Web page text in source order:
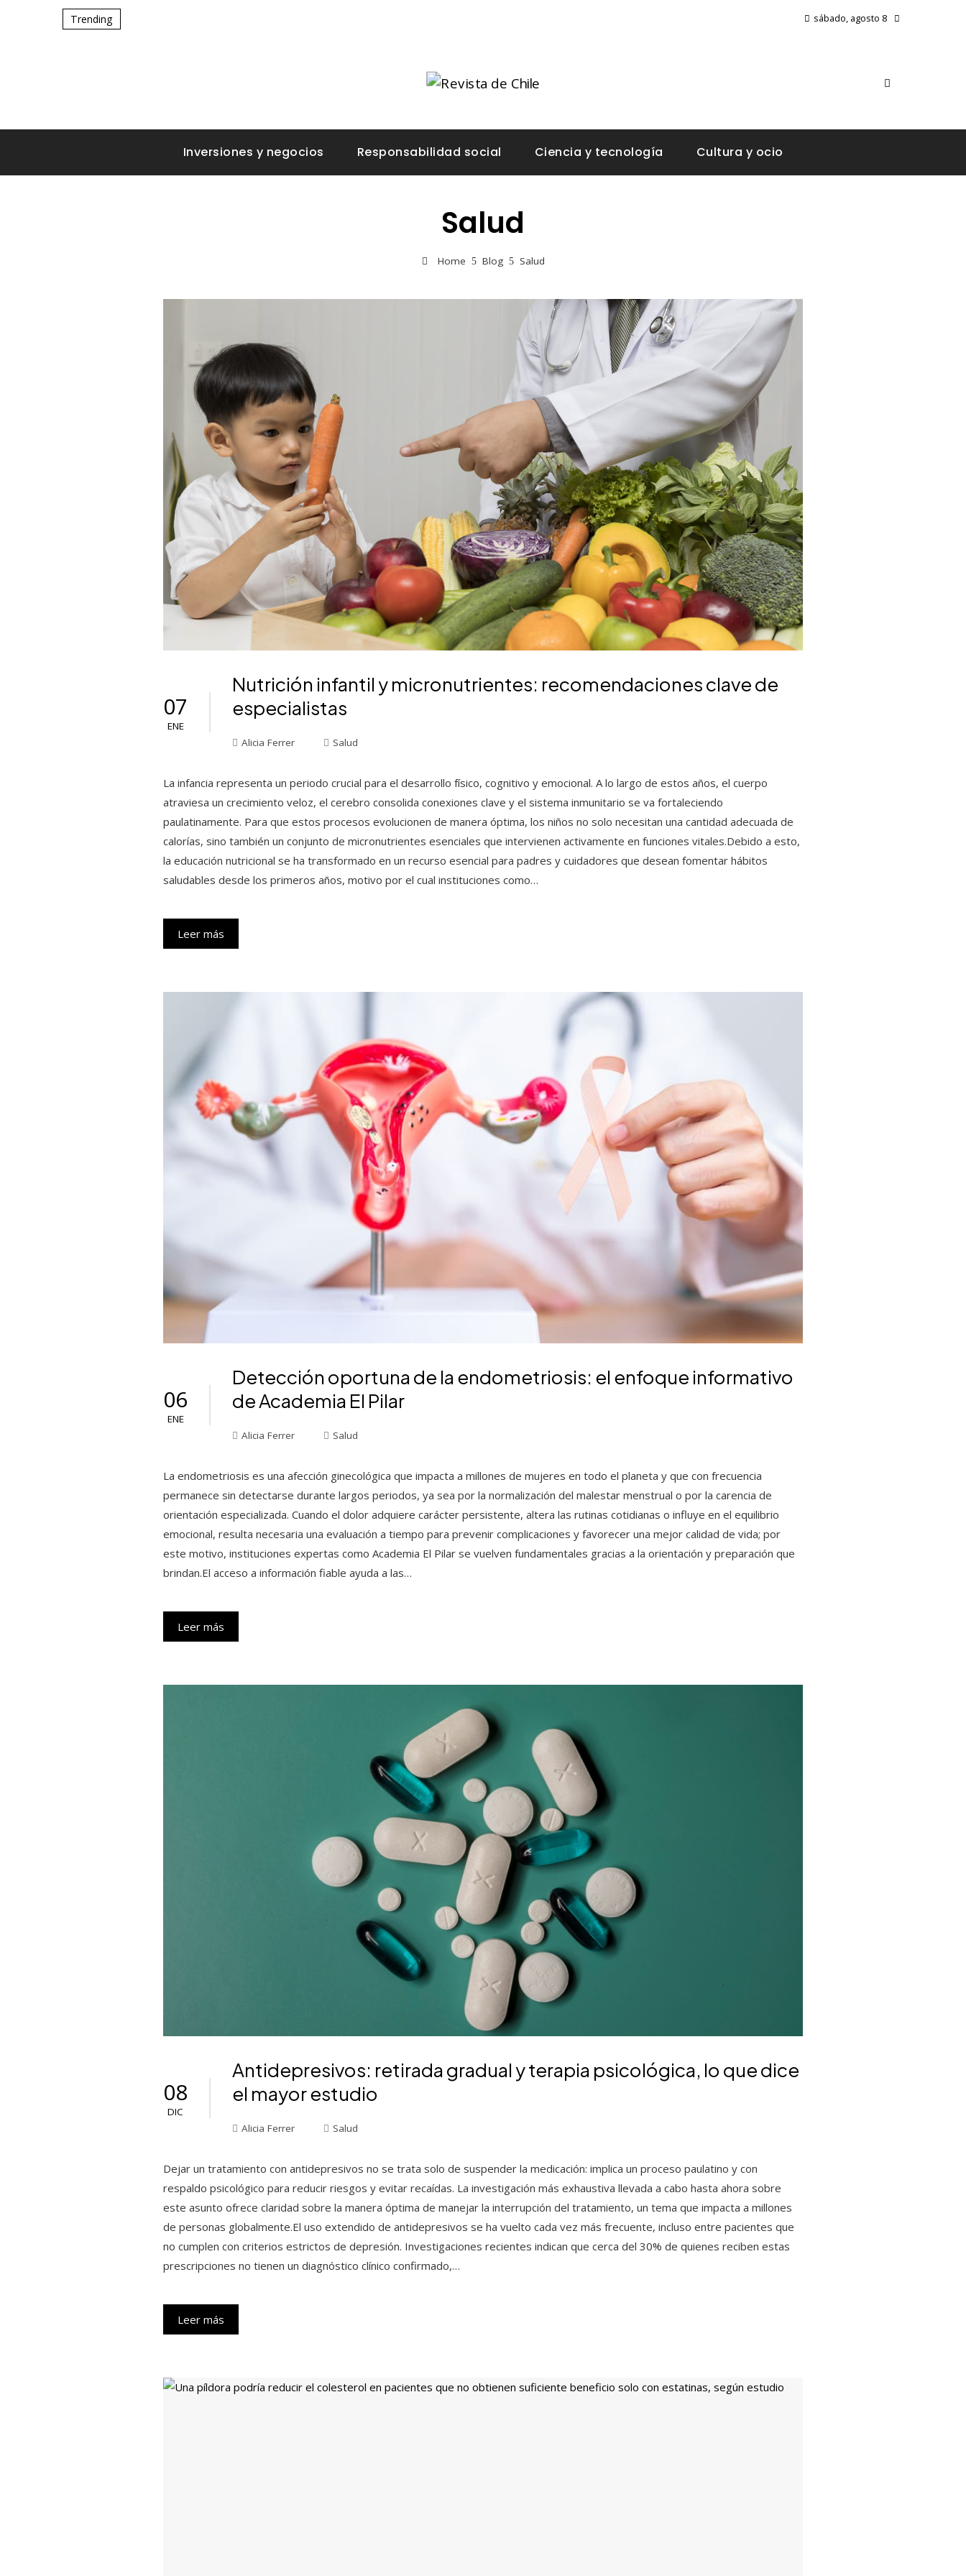
Trending sábado, agosto 8
Inversiones y negocios Responsabilidad social Ciencia y tecnología Cultura y ocio
Salud
Home Blog Salud
07
ENE
Nutrición infantil y micronutrientes: recomendaciones clave de
especialistas
Alicia Ferrer Salud
La infancia representa un periodo crucial para el desarrollo físico, cognitivo y emocional. A lo largo de estos años, el cuerpo
atraviesa un crecimiento veloz, el cerebro consolida conexiones clave y el sistema inmunitario se va fortaleciendo
paulatinamente. Para que estos procesos evolucionen de manera óptima, los niños no solo necesitan una cantidad adecuada de
calorías, sino también un conjunto de micronutrientes esenciales que intervienen activamente en funciones vitales.Debido a esto,
la educación nutricional se ha transformado en un recurso esencial para padres y cuidadores que desean fomentar hábitos
saludables desde los primeros años, motivo por el cual instituciones como…
Leer más
06
ENE
Detección oportuna de la endometriosis: el enfoque informativo
de Academia El Pilar
Alicia Ferrer Salud
La endometriosis es una afección ginecológica que impacta a millones de mujeres en todo el planeta y que con frecuencia
permanece sin detectarse durante largos periodos, ya sea por la normalización del malestar menstrual o por la carencia de
orientación especializada. Cuando el dolor adquiere carácter persistente, altera las rutinas cotidianas o influye en el equilibrio
emocional, resulta necesaria una evaluación a tiempo para prevenir complicaciones y favorecer una mejor calidad de vida; por
este motivo, instituciones expertas como Academia El Pilar se vuelven fundamentales gracias a la orientación y preparación que
brindan.El acceso a información fiable ayuda a las…
Leer más
08
DIC
Antidepresivos: retirada gradual y terapia psicológica, lo que dice
el mayor estudio
Alicia Ferrer Salud
Dejar un tratamiento con antidepresivos no se trata solo de suspender la medicación: implica un proceso paulatino y con
respaldo psicológico para reducir riesgos y evitar recaídas. La investigación más exhaustiva llevada a cabo hasta ahora sobre
este asunto ofrece claridad sobre la manera óptima de manejar la interrupción del tratamiento, un tema que impacta a millones
de personas globalmente.El uso extendido de antidepresivos se ha vuelto cada vez más frecuente, incluso entre pacientes que
no cumplen con criterios estrictos de depresión. Investigaciones recientes indican que cerca del 30% de quienes reciben estas
prescripciones no tienen un diagnóstico clínico confirmado,…
Leer más